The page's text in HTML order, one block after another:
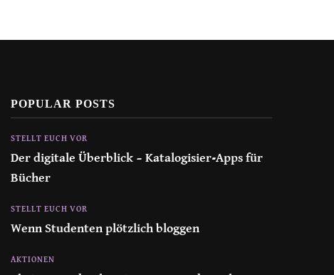
POPULAR POSTS
STELLT EUCH VOR
Der digitale Überblick – Katalogisier-Apps für
Bücher
STELLT EUCH VOR
Wenn Studenten plötzlich bloggen
AKTIONEN